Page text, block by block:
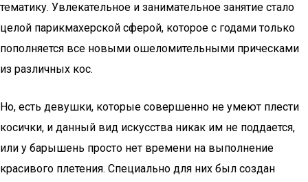
тематику. Увлекательное и занимательное занятие стало
целой парикмахерской сферой, которое с годами только
пополняется все новыми ошеломительными прическами
из различных кос.
Но, есть девушки, которые совершенно не умеют плести
косички, и данный вид искусства никак им не поддается,
или у барышень просто нет времени на выполнение
красивого плетения. Специально для них был создан